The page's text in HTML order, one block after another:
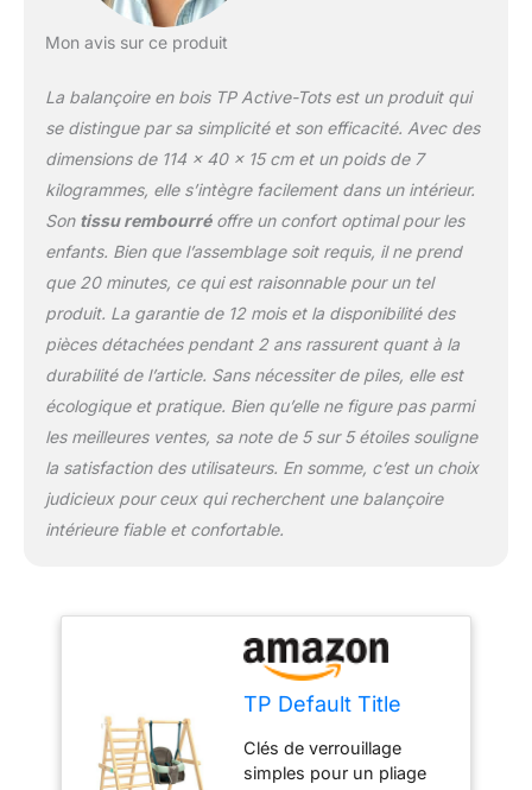
Mon avis sur ce produit
La balançoire en bois TP Active-Tots est un produit qui
se distingue par sa simplicité et son efficacité. Avec des
dimensions de 114 x 40 x 15 cm et un poids de 7
kilogrammes, elle s’intègre facilement dans un intérieur.
Son tissu rembourréoffre un confort optimal pour les
enfants. Bien que l’assemblage soit requis, il ne prend
que 20 minutes, ce qui est raisonnable pour un tel
produit. La garantie de 12 mois et la disponibilité des
pièces détachées pendant 2 ans rassurent quant à la
durabilité de l’article. Sans nécessiter de piles, elle est
écologique et pratique. Bien qu’elle ne figure pas parmi
les meilleures ventes, sa note de 5 sur 5 étoiles souligne
la satisfaction des utilisateurs. En somme, c’est un choix
judicieux pour ceux qui recherchent une balançoire
intérieure fiable et confortable.
TP Default Title
Clés de verrouillage
simples pour un pliage